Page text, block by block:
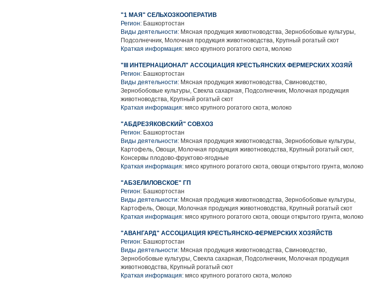
"1 МАЯ" СЕЛЬХОЗКООПЕРАТИВ
Регион: Башкортостан
Виды деятельности: Мясная продукция животноводства, Зернобобовые культуры,
Подсолнечник, Молочная продукция животноводства, Крупный рогатый скот
Краткая информация: мясо крупного рогатого скота, молоко
"III ИНТЕРНАЦИОНАЛ" АССОЦИАЦИЯ КРЕСТЬЯНСКИХ ФЕРМЕРСКИХ ХОЗЯЙ
Регион: Башкортостан
Виды деятельности: Мясная продукция животноводства, Свиноводство,
Зернобобовые культуры, Свекла сахарная, Подсолнечник, Молочная продукция
животноводства, Крупный рогатый скот
Краткая информация: мясо крупного рогатого скота, молоко
"АБДРЕЗЯКОВСКИЙ" СОВХОЗ
Регион: Башкортостан
Виды деятельности: Мясная продукция животноводства, Зернобобовые культуры,
Картофель, Овощи, Молочная продукция животноводства, Крупный рогатый скот,
Консервы плодово-фруктово-ягодные
Краткая информация: мясо крупного рогатого скота, овощи открытого грунта, молоко
"АБЗЕЛИЛОВСКОЕ" ГП
Регион: Башкортостан
Виды деятельности: Мясная продукция животноводства, Зернобобовые культуры,
Картофель, Овощи, Молочная продукция животноводства, Крупный рогатый скот
Краткая информация: мясо крупного рогатого скота, овощи открытого грунта, молоко
"АВАНГАРД" АССОЦИАЦИЯ КРЕСТЬЯНСКО-ФЕРМЕРСКИХ ХОЗЯЙСТВ
Регион: Башкортостан
Виды деятельности: Мясная продукция животноводства, Свиноводство,
Зернобобовые культуры, Свекла сахарная, Подсолнечник, Молочная продукция
животноводства, Крупный рогатый скот
Краткая информация: мясо крупного рогатого скота, молоко